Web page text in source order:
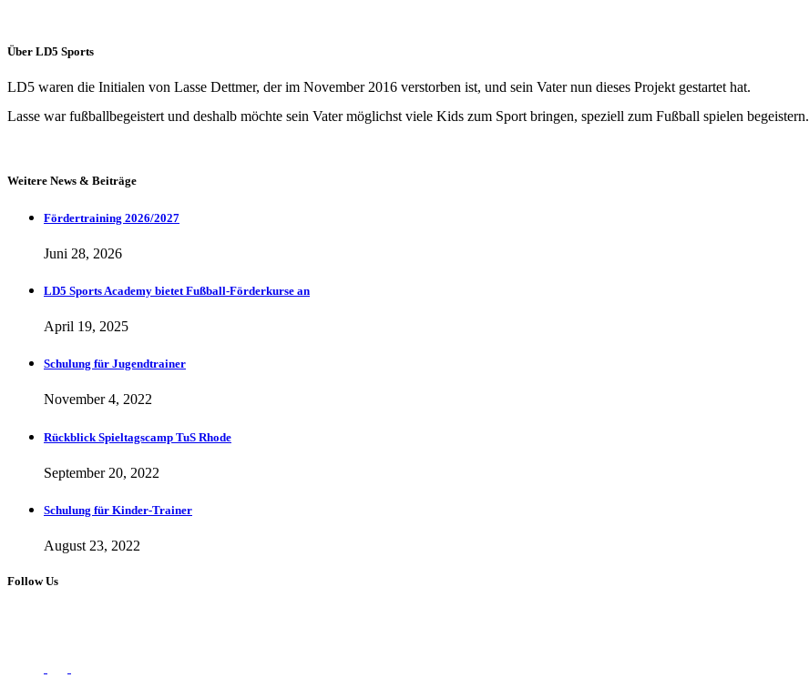
Über LD5 Sports
LD5 waren die Initialen von Lasse Dettmer, der im November 2016 verstorben ist, und sein Vater nun dieses Projekt gestartet hat.
Lasse war fußballbegeistert und deshalb möchte sein Vater möglichst viele Kids zum Sport bringen, speziell zum Fußball spielen begeistern.
Weitere News & Beiträge
Fördertraining 2026/2027
Juni 28, 2026
LD5 Sports Academy bietet Fußball-Förderkurse an
April 19, 2025
Schulung für Jugendtrainer
November 4, 2022
Rückblick Spieltagscamp TuS Rhode
September 20, 2022
Schulung für Kinder-Trainer
August 23, 2022
Follow Us